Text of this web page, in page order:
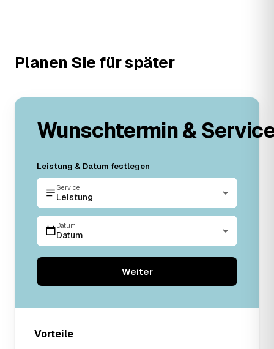
Planen Sie für später
Wunschtermin &
Leistung & Datum festlegen
Service
Leistung
Datum
Datum
Weiter
Vorteile